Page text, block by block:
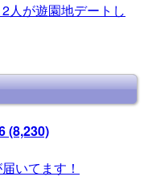
人が遊園地デートし
(8,230)
いてます！